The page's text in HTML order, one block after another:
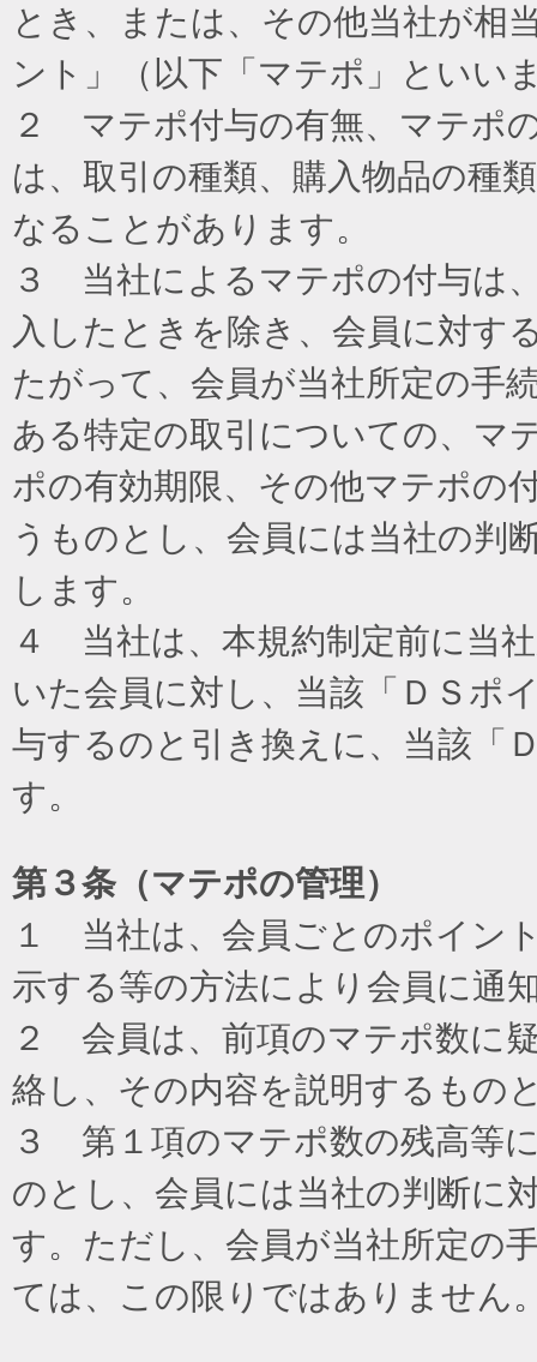
とき、または、その他当社が相
ント」（以下「マテポ」といい
２ マテポ付与の有無、マテポ
は、取引の種類、購入物品の種
なることがあります。
３ 当社によるマテポの付与は
入したときを除き、会員に対す
たがって、会員が当社所定の手
ある特定の取引についての、マ
ポの有効期限、その他マテポの
うものとし、会員には当社の判
します。
４ 当社は、本規約制定前に当
いた会員に対し、当該「ＤＳポ
与するのと引き換えに、当該「
す。
第３条（マテポの管理）
１ 当社は、会員ごとのポイン
示する等の方法により会員に通
２ 会員は、前項のマテポ数に
絡し、その内容を説明するもの
３ 第１項のマテポ数の残高等
のとし、会員には当社の判断に
す。ただし、会員が当社所定の
ては、この限りではありません